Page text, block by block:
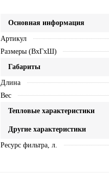
Основная информация
Артикул
Размеры (ВхГхШ)
Габариты
Длина
Вес
Тепловые характеристики
Другие характеристики
Ресурс фильтра, л.